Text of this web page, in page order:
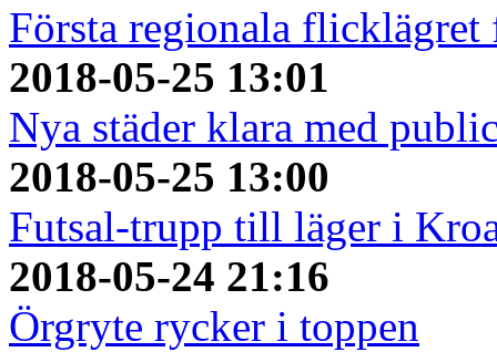
Första regionala
2018-05-25 13:01
Nya städer klara med
2018-05-25 13:00
Futsal-trupp till läger i
2018-05-24 21:16
Örgryte rycker i toppen